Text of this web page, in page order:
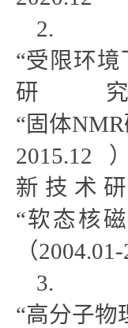
2.
“受限环
研
“固体
新技术
“软态核
（
3.
“高分子物